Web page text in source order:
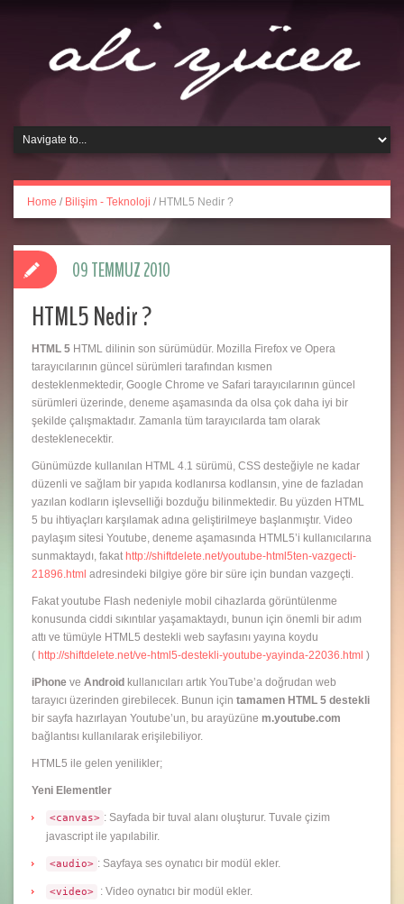
Home / Bilişim - Teknoloji / HTML5 Nedir ?
HTML5 Nedir ?
HTML 5 HTML dilinin son sürümüdür. Mozilla Firefox ve Opera
tarayıcılarının güncel sürümleri tarafından kısmen
desteklenmektedir, Google Chrome ve Safari tarayıcılarının güncel
sürümleri üzerinde, deneme aşamasında da olsa çok daha iyi bir
şekilde çalışmaktadır. Zamanla tüm tarayıcılarda tam olarak
desteklenecektir.
Günümüzde kullanılan HTML 4.1 sürümü, CSS desteğiyle ne kadar
düzenli ve sağlam bir yapıda kodlanırsa kodlansın, yine de fazladan
yazılan kodların işlevselliği bozduğu bilinmektedir. Bu yüzden HTML
5 bu ihtiyaçları karşılamak adına geliştirilmeye başlanmıştır. Video
paylaşım sitesi Youtube, deneme aşamasında HTML5’i kullanıcılarına
sunmaktaydı, fakat http://shiftdelete.net/youtube-html5ten-vazgecti-
21896.html adresindeki bilgiye göre bir süre için bundan vazgeçti.
Fakat youtube Flash nedeniyle mobil cihazlarda görüntülenme
konusunda ciddi sıkıntılar yaşamaktaydı, bunun için önemli bir adım
attı ve tümüyle HTML5 destekli web sayfasını yayına koydu
( http://shiftdelete.net/ve-html5-destekli-youtube-yayinda-22036.html )
iPhone ve Android kullanıcıları artık YouTube’a doğrudan web
tarayıcı üzerinden girebilecek. Bunun için tamamen HTML 5 destekli
bir sayfa hazırlayan Youtube’un, bu arayüzüne m.youtube.com
bağlantısı kullanılarak erişilebiliyor.
HTML5 ile gelen yenilikler;
Yeni Elementler
<canvas> : Sayfada bir tuval alanı oluşturur. Tuvale çizim
javascript ile yapılabilir.
<audio> : Sayfaya ses oynatıcı bir modül ekler.
<video> : Video oynatıcı bir modül ekler.
09 TEMMUZ 2010